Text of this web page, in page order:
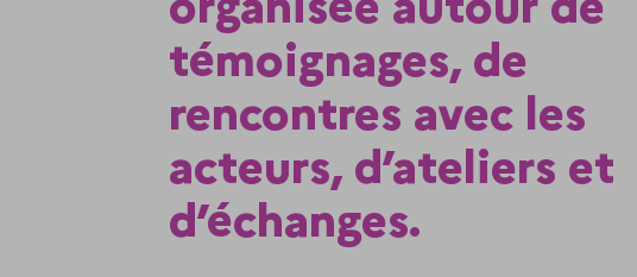
témoignages, de
rencontres avec les
acteurs, d’ateliers et
d’échanges.